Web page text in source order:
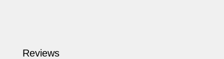
Reviews